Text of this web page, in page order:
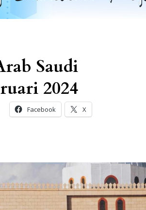
Saudi
2024
Facebook X